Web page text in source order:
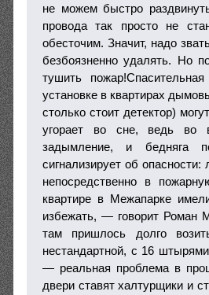
не можем быстро
провода так просто не
обесточим. Значит, надо
безбоязненно удалять. Но
тушить
установке в квартирах
столько стоит детектор)
угорает во сне, ведь во
задымление, и бедняга
сигнализирует об
непосредственно в
квартире в Межапарке
избежать, — говорит
там пришлось долго
нестандартной, с 16
— реальная проблема в
двери ставят халтурщики и